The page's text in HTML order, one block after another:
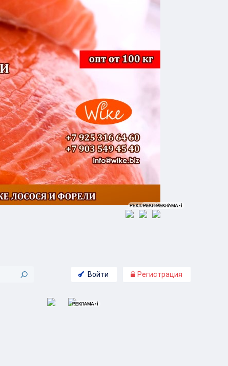
Войти Регистрация